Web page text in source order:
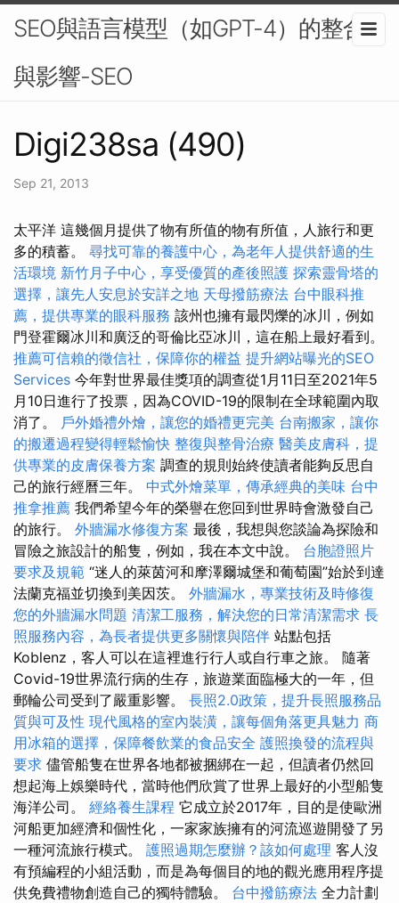
SEO與語言模型（如GPT-4）的整合
與影響-SEO
Digi238sa (490)
Sep 21, 2013
太平洋 這幾個月提供了物有所值的物有所值，人旅行和更
多的積蓄。 尋找可靠的養護中心，為老年人提供舒適的生
活環境 新竹月子中心，享受優質的產後照護 探索靈骨塔的
選擇，讓先人安息於安詳之地 天母撥筋療法 台中眼科推
薦，提供專業的眼科服務 該州也擁有最閃爍的冰川，例如
門登霍爾冰川和廣泛的哥倫比亞冰川，這在船上最好看到。
推薦可信賴的徵信社，保障你的權益 提升網站曝光的SEO
Services 今年對世界最佳獎項的調查從1月11日至2021年5
月10日進行了投票，因為COVID-19的限制在全球範圍內取
消了。 戶外婚禮外燴，讓您的婚禮更完美 台南搬家，讓你
的搬遷過程變得輕鬆愉快 整復與整骨治療 醫美皮膚科，提
供專業的皮膚保養方案 調查的規則始終使讀者能夠反思自
己的旅行經曆三年。 中式外燴菜單，傳承經典的美味 台中
推拿推薦 我們希望今年的榮譽在您回到世界時會激發自己
的旅行。 外牆漏水修復方案 最後，我想與您談論為探險和
冒險之旅設計的船隻，例如，我在本文中說。 台胞證照片
要求及規範 “迷人的萊茵河和摩澤爾城堡和葡萄園”始於到達
法蘭克福並切換到美因茨。 外牆漏水，專業技術及時修復
您的外牆漏水問題 清潔工服務，解決您的日常清潔需求 長
照服務內容，為長者提供更多關懷與陪伴 站點包括
Koblenz，客人可以在這裡進行行人或自行車之旅。 隨著
Covid-19世界流行病的生存，旅遊業面臨極大的一年，但
郵輪公司受到了嚴重影響。 長照2.0政策，提升長照服務品
質與可及性 現代風格的室內裝潢，讓每個角落更具魅力 商
用冰箱的選擇，保障餐飲業的食品安全 護照換發的流程與
要求 儘管船隻在世界各地都被捆綁在一起，但讀者仍然回
想起海上娛樂時代，當時他們欣賞了世界上最好的小型船隻
海洋公司。 經絡養生課程 它成立於2017年，目的是使歐洲
河船更加經濟和個性化，一家家族擁有的河流巡遊開發了另
一種河流旅行模式。 護照過期怎麼辦？該如何處理 客人沒
有預編程的小組活動，而是為每個目的地的觀光應用程序提
供免費禮物創造自己的獨特體驗。 台中撥筋療法 全力計劃